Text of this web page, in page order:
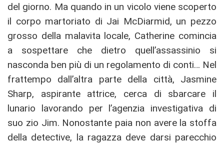
del giorno. Ma quando in un vicolo viene scoperto
il corpo martoriato di Jai McDiarmid, un pezzo
grosso della malavita locale, Catherine comincia
a sospettare che dietro quell’assassinio si
nasconda ben più di un regolamento di conti… Nel
frattempo dall’altra parte della città, Jasmine
Sharp, aspirante attrice, cerca di sbarcare il
lunario lavorando per l’agenzia investigativa di
suo zio Jim. Nonostante paia non avere la stoffa
della detective, la ragazza deve darsi parecchio